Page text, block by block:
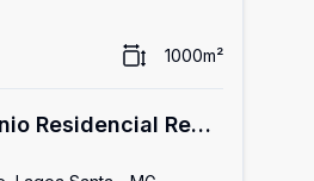
1000m²
Residencial Real